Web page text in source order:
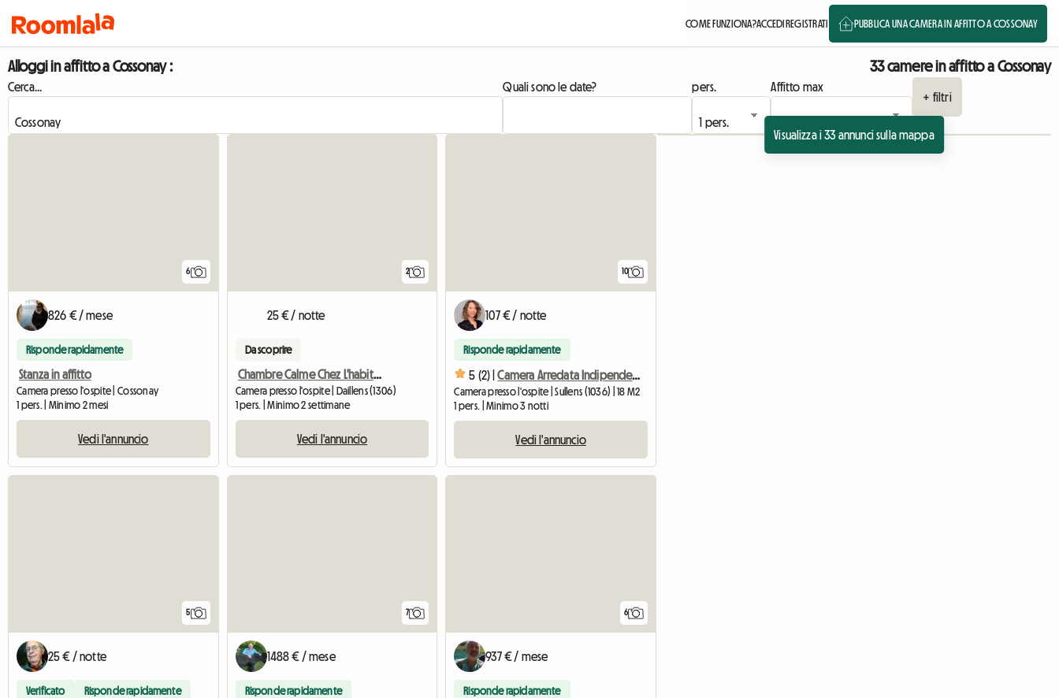
COME FUNZIONA?ACCEDIREGISTRATI PUBBLICA UNA CAMERA IN AFFITTO A COSSONAY
Alloggi in affitto a Cossonay : 33 camere in affitto a Cossonay
Cerca... Quali sono le date? pers.
Affitto max
+ filtri
Visualizza i 33 annunci sulla mappa
6
826 € / mese
Risponde rapidamente
Stanza in affitto
Camera presso l'ospite | Cossonay
1 pers. | Minimo 2 mesi
Vedi l'annuncio
2
25 € / notte
Da scoprire
Chambre Calme Chez L'habitant
Camera presso l'ospite | Daillens (1306)
1 pers. | Minimo 2 settimane
Vedi l'annuncio
10
107 € / notte
Risponde rapidamente
5 (2) | Camera Arredata Indipendente
Camera presso l'ospite | Sullens (1036) | 18 M2
1 pers. | Minimo 3 notti
Vedi l'annuncio
5
25 € / notte
Verificato Risponde rapidamente
7
1488 € / mese
Risponde rapidamente
6
937 € / mese
Risponde rapidamente